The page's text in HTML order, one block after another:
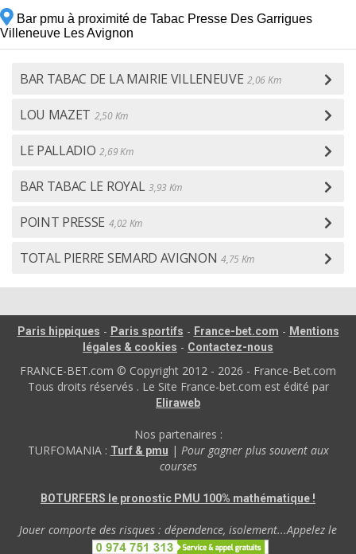
Bar pmu à proximité de Tabac Presse Des Garrigues
Villeneuve Les Avignon
BAR TABAC DE LA MAIRIE VILLENEUVE 2,06 Km
LOU MAZET 2,50 Km
LE PALLADIO 2,69 Km
BAR TABAC LE ROYAL 3,93 Km
POINT PRESSE 4,02 Km
TOTAL PIERRE SEMARD AVIGNON 4,75 Km
Paris hippiques - Paris sportifs - France-bet.com - Mentions
légales & cookies - Contactez-nous
FRANCE-BET.com © Copyright 2012 - 2026 - France-Bet.com
Tous droits réservés . Le Site France-bet.com est édité par
Eliraweb
Nos partenaires :
TURFOMANIA : Turf & pmu | Pour gagner plus souvent aux
courses
BOTURFERS le pronostic PMU 100% mathématique !
Jouer comporte des risques : dépendence, isolement...Appelez le